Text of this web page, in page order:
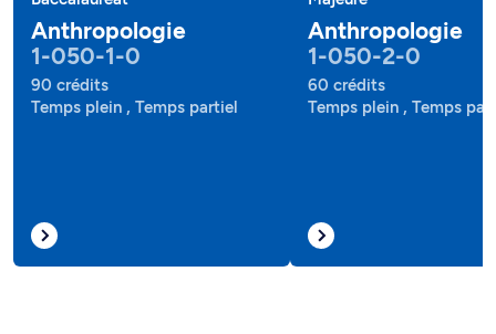
Anthropologie
1-050-1-0
90 crédits
Temps plein , Temps partiel
Anthropologie
1-050-2-0
60 crédits
Temps plein , Temps